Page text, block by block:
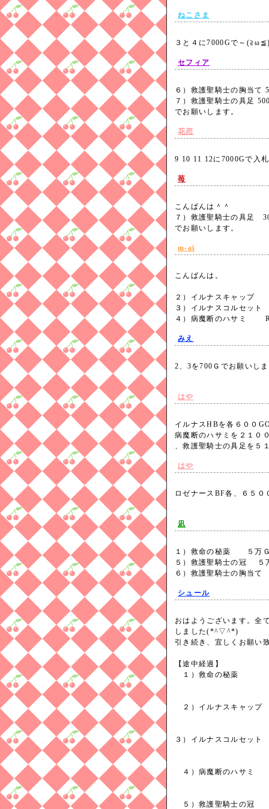
ねこさま
３と４に7000Gで～
セフィア
６）救護聖騎士の胸当て
７）救護聖騎士の具足
でお願いします。
花恋
9 10 11 12に7000Gで入
苺
こんばんは＾＾
７）救護聖騎士の具足
でお願いします。
m-ai
こんばんは。
２）イルナスキャッ
３）イルナスコルセッ
４）病魔断のハサミ
みえ
2、3を700Ｇでお願いし
はや
イルナスHBを各６００
病魔断のハサミを２１０
、救護聖騎士の具足を
はや
ロゼナースBF各、６５
凪
１）救命の秘薬 ５万
５）救護聖騎士の冠
６）救護聖騎士の胸当
シュール
おはようございます。全
しました(*^▽^*)
引き続き、宜しくお願い
【途中経過】
１）救命の秘
２）イルナスキ
３）イルナスコ
４）病魔断のハ
５）救護聖騎士の